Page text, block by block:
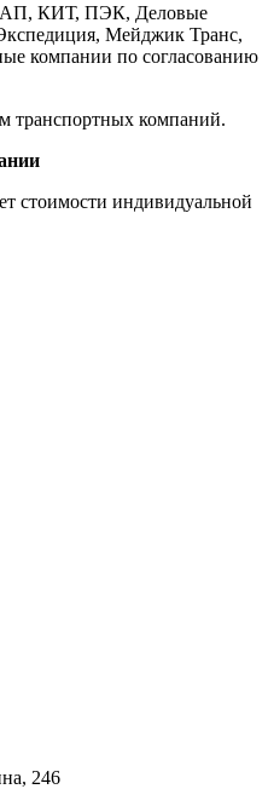
ЦАП, КИТ, ПЭК, Деловые
Мейджик Транс,
компании по согласованию
транспортных компаний.
стоимости индивидуальной
246